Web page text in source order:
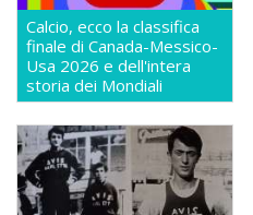
Calcio, ecco la classifica
finale di Canada-Messico-
Usa 2026 e dell'intera
storia dei Mondiali